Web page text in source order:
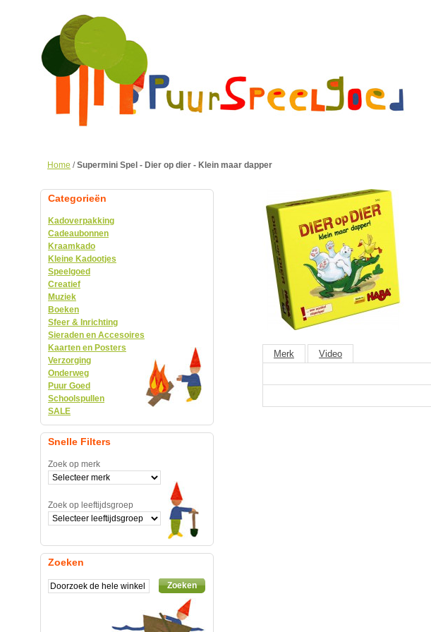
Home /Supermini Spel - Dier op dier - Klein maar dapper
Merk Video
Categorieën
Kadoverpakking
Cadeaubonnen
Kraamkado
Kleine Kadootjes
Speelgoed
Creatief
Muziek
Boeken
Sfeer & Inrichting
Sieraden en Accesoires
Kaarten en Posters
Verzorging
Onderweg
Puur Goed
Schoolspullen
SALE
Snelle Filters
Zoek op merk
Zoek op leeftijdsgroep
Zoeken
Zoeken